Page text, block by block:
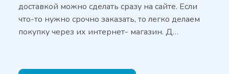
доставкой можно сделать сразу на сайте. Если
что-то нужно срочно заказать, то легко делаем
покупку через их интернет- магазин. Д…